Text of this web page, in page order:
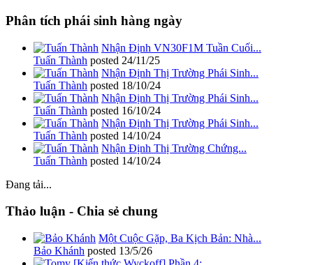
Phân tích phái sinh hàng ngày
Nhận Định VN30F1M Tuần Cuối...
Tuấn Thành posted 24/11/25
Nhận Định Thị Trường Phái Sinh...
Tuấn Thành posted 18/10/24
Nhận Định Thị Trường Phái Sinh...
Tuấn Thành posted 16/10/24
Nhận Định Thị Trường Phái Sinh...
Tuấn Thành posted 14/10/24
Nhận Định Thị Trường Chứng...
Tuấn Thành posted 14/10/24
Đang tải...
Thảo luận - Chia sẻ chung
Một Cuộc Gặp, Ba Kịch Bản: Nhà...
Bảo Khánh posted 13/5/26